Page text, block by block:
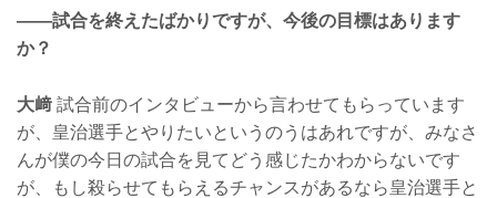
——試合を終えたばかりですが、今後の目標はあります
か？
大﨑 試合前のインタビューから言わせてもらっています
が、皇治選手とやりたいというのうはあれですが、みなさ
んが僕の今日の試合を見てどう感じたかわからないです
が、もし殺らせてもらえるチャンスがあるなら皇治選手と